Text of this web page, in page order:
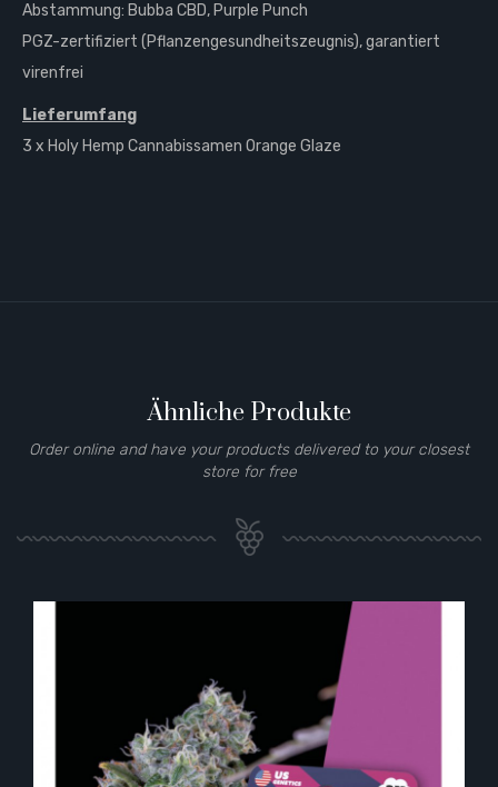
Abstammung: Bubba CBD, Purple Punch
PGZ-zertifiziert (Pflanzengesundheitszeugnis), garantiert
virenfrei
Lieferumfang
3 x Holy Hemp Cannabissamen Orange Glaze
Ähnliche Produkte
Order online and have your products delivered to your closest
store for free